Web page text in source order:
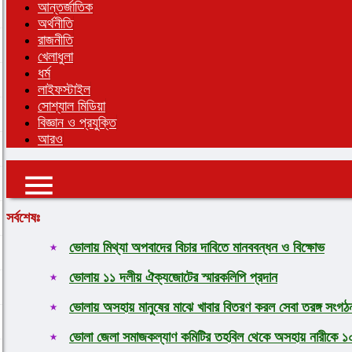
আন্তর্জাতিক
অর্থনীতি
রাজনীতি
খেলাধুলা
ধর্ম
লাইফস্টাইল
সোশ্যাল মিডিয়া
বিজ্ঞান ও প্রযুক্তি
আরও
সর্বশেষঃ
ভোলায় মিথ্যা অপবাদের বিচার দাবিতে মানববন্ধন ও বিক্ষোভ
ভোলায় ১১ দলীয় ঐক্যজোটের স্মারকলিপি প্রদান
ভোলায় অসহায় মানুষের মাঝে খাবার বিতরণ করল সেবা তরঙ্গ
ভোলা জেলা সমাজকল্যাণ কমিটির তহবিল থেকে অসহায় নারীকে ১০